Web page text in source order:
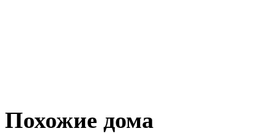
Похожие дома